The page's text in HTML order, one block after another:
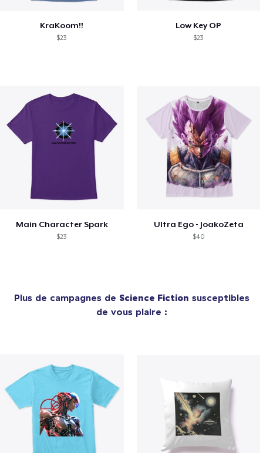
KraKoom!!
$23
Low Key OP
$23
Main Character Spark
$23
Ultra Ego - JoakoZeta
$40
Plus de campagnes de Science Fiction susceptibles
de vous plaire :